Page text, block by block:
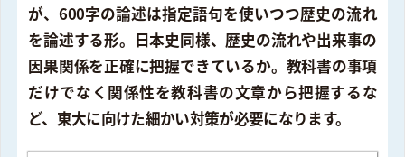
が、600字の論述は指定語句を使いつつ歴史の流れ
を論述する形。日本史同様、歴史の流れや出来事の
因果関係を正確に把握できているか。教科書の事項
だけでなく関係性を教科書の文章から把握するな
ど、東大に向けた細かい対策が必要になります。